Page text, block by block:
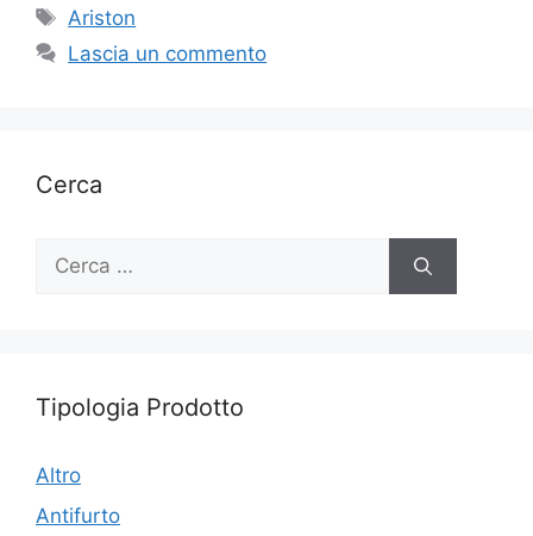
Tag
Ariston
Lascia un commento
Cerca
Ricerca
Tipologia Prodotto
Altro
Antifurto